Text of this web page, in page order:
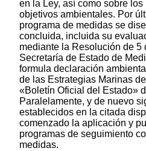
en la Ley, así como sobre
objetivos ambientales. Por
programa de medidas se
concluida, incluida su
mediante la Resolución de 5
Secretaría de Estado de
formula declaración
de las Estrategias Marinas
«Boletín Oficial del Estado»
Paralelamente, y de nuevo
establecidos en la citada
comenzado la aplicación y
programas de seguimiento
medidas.